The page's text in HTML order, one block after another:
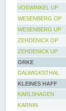
VOßWINKEL UP
WESENBERG OP
WESENBERG UP
ZEHDENICK OP
ZEHDENICK UP
ORKE
DALWIGKSTHAL
KLEINES HAFF
KARLSHAGEN
KARNIN